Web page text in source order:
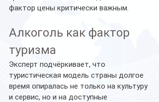
фактор цены критически важным.
Алкоголь как фактор
туризма
Эксперт подчёркивает, что
туристическая модель страны долгое
время опиралась не только на культуру
и сервис, но и на доступные